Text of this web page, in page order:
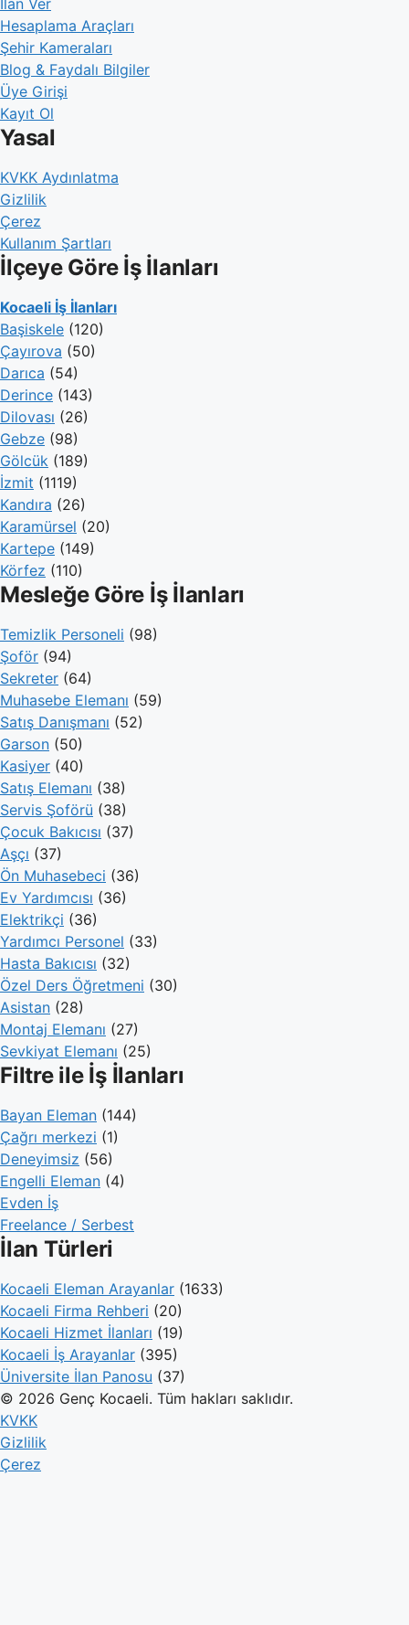
İlan Ver
Hesaplama Araçları
Şehir Kameraları
Blog & Faydalı Bilgiler
Üye Girişi
Kayıt Ol
Yasal
KVKK Aydınlatma
Gizlilik
Çerez
Kullanım Şartları
İlçeye Göre İş İlanları
Kocaeli İş İlanları
Başiskele (120)
Çayırova (50)
Darıca (54)
Derince (143)
Dilovası (26)
Gebze (98)
Gölcük (189)
İzmit (1119)
Kandıra (26)
Karamürsel (20)
Kartepe (149)
Körfez (110)
Mesleğe Göre İş İlanları
Temizlik Personeli (98)
Şoför (94)
Sekreter (64)
Muhasebe Elemanı (59)
Satış Danışmanı (52)
Garson (50)
Kasiyer (40)
Satış Elemanı (38)
Servis Şoförü (38)
Çocuk Bakıcısı (37)
Aşçı (37)
Ön Muhasebeci (36)
Ev Yardımcısı (36)
Elektrikçi (36)
Yardımcı Personel (33)
Hasta Bakıcısı (32)
Özel Ders Öğretmeni (30)
Asistan (28)
Montaj Elemanı (27)
Sevkiyat Elemanı (25)
Filtre ile İş İlanları
Bayan Eleman (144)
Çağrı merkezi (1)
Deneyimsiz (56)
Engelli Eleman (4)
Evden İş
Freelance / Serbest
İlan Türleri
Kocaeli Eleman Arayanlar (1633)
Kocaeli Firma Rehberi (20)
Kocaeli Hizmet İlanları (19)
Kocaeli İş Arayanlar (395)
Üniversite İlan Panosu (37)
© 2026 Genç Kocaeli. Tüm hakları saklıdır.
KVKK
Gizlilik
Çerez